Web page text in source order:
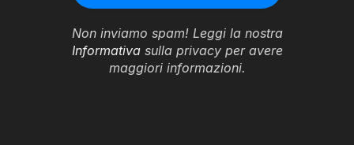
Non inviamo spam! Leggi la nostra
Informativasulla privacy per avere
maggiori informazioni.